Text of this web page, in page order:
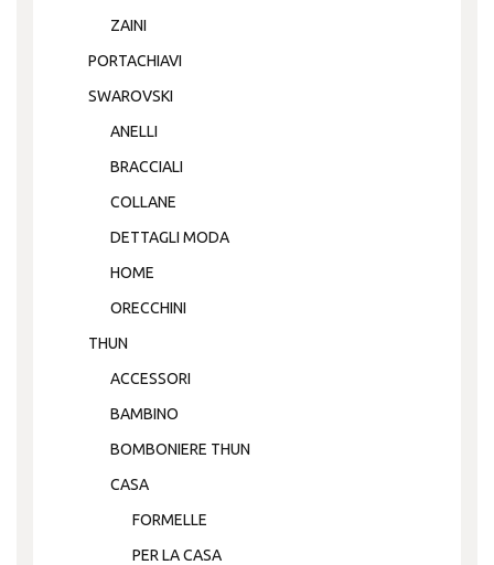
ZAINI
PORTACHIAVI
SWAROVSKI
ANELLI
BRACCIALI
COLLANE
DETTAGLI MODA
HOME
ORECCHINI
THUN
ACCESSORI
BAMBINO
BOMBONIERE THUN
CASA
FORMELLE
PER LA CASA